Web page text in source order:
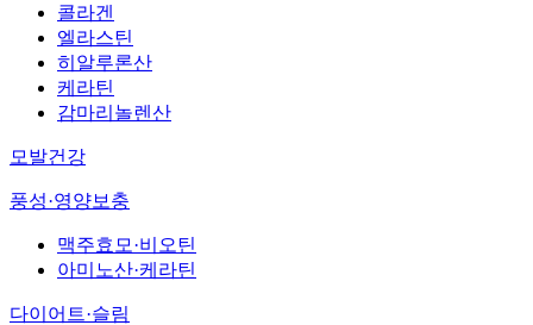
콜라겐
엘라스틴
히알루론산
케라틴
감마리놀렌산
모발건강
풍성·영양보충
맥주효모·비오틴
아미노산·케라틴
다이어트·슬림